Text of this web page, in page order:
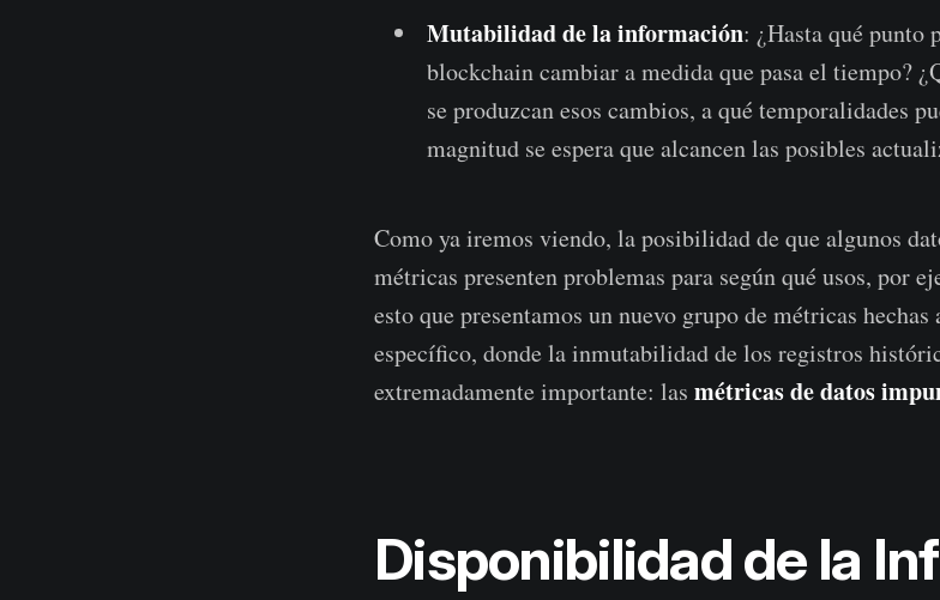
Mutabilidad de la información: ¿Hasta qué punto
blockchain cambiar a medida que pasa el tiempo?
se produzcan esos cambios, a qué temporalidades
magnitud se espera que alcancen las posibles
Como ya iremos viendo, la posibilidad de que algunos
métricas presenten problemas para según qué usos, por
esto que presentamos un nuevo grupo de métricas
específico, donde la inmutabilidad de los registros
extremadamente importante: las métricas de datos
Disponibilidad de la